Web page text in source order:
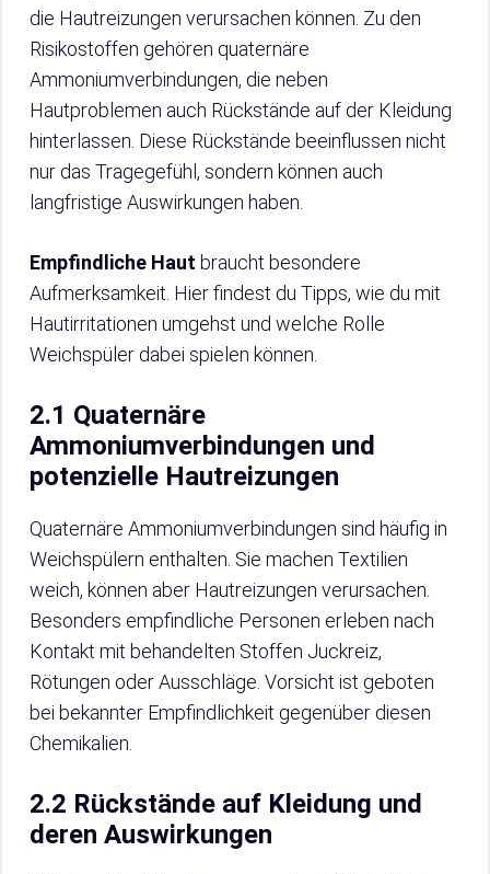
die Hautreizungen verursachen können. Zu den
Risikostoffen gehören quaternäre
Ammoniumverbindungen, die neben
Hautproblemen auch Rückstände auf der Kleidung
hinterlassen. Diese Rückstände beeinflussen nicht
nur das Tragegefühl, sondern können auch
langfristige Auswirkungen haben.
Empfindliche Haut braucht besondere
Aufmerksamkeit. Hier findest du Tipps, wie du mit
Hautirritationen umgehst und welche Rolle
Weichspüler dabei spielen können.
2.1 Quaternäre
Ammoniumverbindungen und
potenzielle Hautreizungen
Quaternäre Ammoniumverbindungen sind häufig in
Weichspülern enthalten. Sie machen Textilien
weich, können aber Hautreizungen verursachen.
Besonders empfindliche Personen erleben nach
Kontakt mit behandelten Stoffen Juckreiz,
Rötungen oder Ausschläge. Vorsicht ist geboten
bei bekannter Empfindlichkeit gegenüber diesen
Chemikalien.
2.2 Rückstände auf Kleidung und
deren Auswirkungen